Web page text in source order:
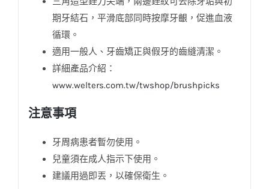
期牙結石，平滑底部同時按摩牙齦，促進血液
循環。
適用一般人、牙齒矯正與假牙的齒縫清潔。
詳細產品介紹：
www.welters.com.tw/twshop/brushpicks
注意事項
牙周病患者暫勿使用。
兒童須在成人指示下使用。
建議用過即丟，以確保衛生。